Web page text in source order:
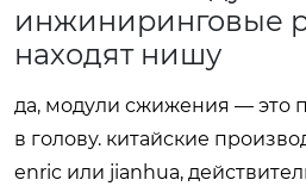
инжиниринговые
находят нишу
да, модули сжижения — это
в голову. китайские
enric или jianhua,